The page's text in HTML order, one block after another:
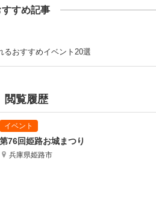
すすめ記事
るおすすめイベント20選
閲覧履歴
第76回姫路お城まつり
兵庫県姫路市